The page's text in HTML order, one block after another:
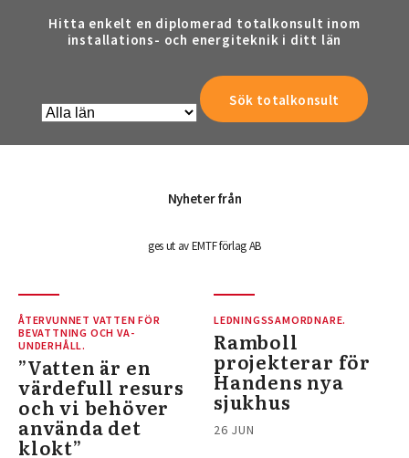
Hitta enkelt en diplomerad totalkonsult inom
installations- och energiteknik i ditt län
Nyheter från
ges ut av EMTF förlag AB
ÅTERVUNNET VATTEN FÖR
BEVATTNING OCH VA-
UNDERHÅLL.
”Vatten är en
värdefull resurs
och vi behöver
använda det
klokt”
LEDNINGSSAMORDNARE.
Ramboll
projekterar för
Handens nya
sjukhus
26 JUN